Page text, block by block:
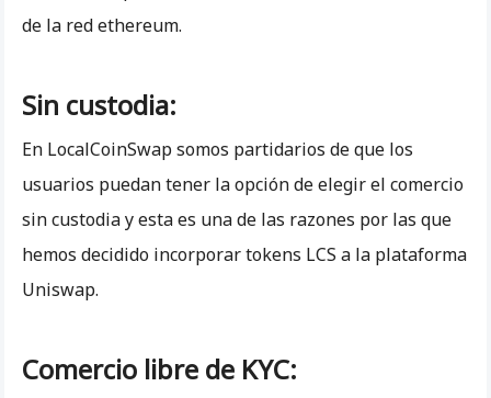
de la red ethereum.
Sin custodia:
En LocalCoinSwap somos partidarios de que los
usuarios puedan tener la opción de elegir el comercio
sin custodia y esta es una de las razones por las que
hemos decidido incorporar tokens LCS a la plataforma
Uniswap.
Comercio libre de KYC: